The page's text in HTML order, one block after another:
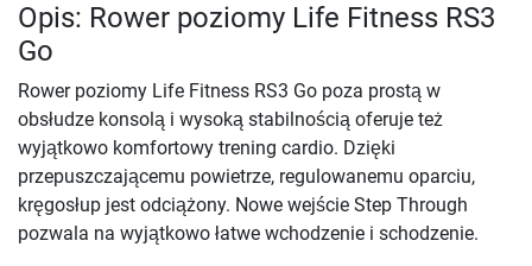
Opis: Rower poziomy Life Fitness RS3
Go
Rower poziomy Life Fitness RS3 Go poza prostą w
obsłudze konsolą i wysoką stabilnością oferuje też
wyjątkowo komfortowy trening cardio. Dzięki
przepuszczającemu powietrze, regulowanemu oparciu,
kręgosłup jest odciążony. Nowe wejście Step Through
pozwala na wyjątkowo łatwe wchodzenie i schodzenie.